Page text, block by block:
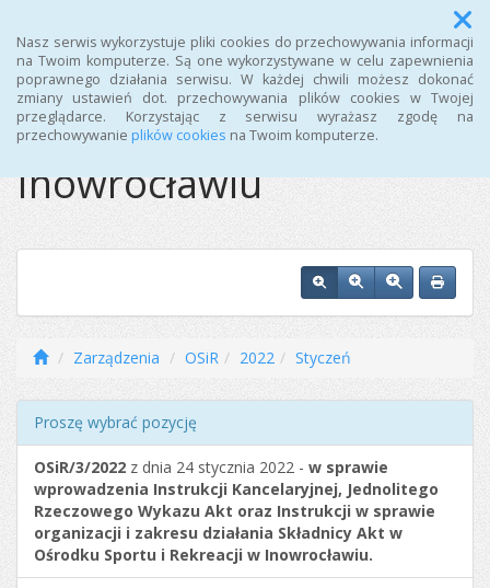
Nasz serwis wykorzystuje pliki cookies do przechowywania informacji
na Twoim komputerze. Są one wykorzystywane w celu zapewnienia
poprawnego działania serwisu. W każdej chwili możesz dokonać
zmiany ustawień dot. przechowywania plików cookies w Twojej
przeglądarce. Korzystając z serwisu wyrażasz zgodę na
przechowywanie plików cookies na Twoim komputerze.
Menu
Ośrodek Sportu i
Rekreacji w
Inowrocławiu
Zarządzenia OSiR 2022 Styczeń
Proszę wybrać pozycję
OSiR/3/2022 z dnia 24 stycznia 2022 - w sprawie
wprowadzenia Instrukcji Kancelaryjnej, Jednolitego
Rzeczowego Wykazu Akt oraz Instrukcji w sprawie
organizacji i zakresu działania Składnicy Akt w
Ośrodku Sportu i Rekreacji w Inowrocławiu.